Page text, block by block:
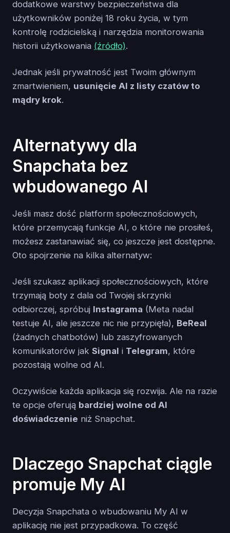
dodatkowe warstwy bezpieczeństwa dla
użytkowników poniżej 18 roku życia, w tym
kontrolę rodzicielską i narzędzia monitorowania
historii użytkowania (źródło).
Jednak jeśli prywatność jest Twoim głównym
zmartwieniem, usunięcie AI z listy czatów to
mądry krok.
Alternatywy dla
Snapchata bez
wbudowanego AI
Jeśli masz dość platform społecznościowych,
które przemycają funkcje AI, o które nie prosiłeś,
możesz zastanawiać się, co jeszcze jest dostępne.
Oto spojrzenie na kilka alternatyw:
Jeśli szukasz aplikacji społecznościowych, które
trzymają boty z dala od Twojej skrzynki
odbiorczej, spróbuj Instagrama (Meta nadal
testuje AI, ale jeszcze nic nie przypięła), BeReal
(żadnych chatbotów) lub zaszyfrowanych
komunikatorów jak Signal i Telegram, które
pozostają wolne od AI.
Oczywiście każda aplikacja się rozwija. Ale na razie
te opcje oferują bardziej wolne od AI
doświadczenie niż Snapchat.
Dlaczego Snapchat ciągle
promuje My AI
Decyzja Snapchata o wbudowaniu My AI w
aplikację nie jest przypadkowa. To część